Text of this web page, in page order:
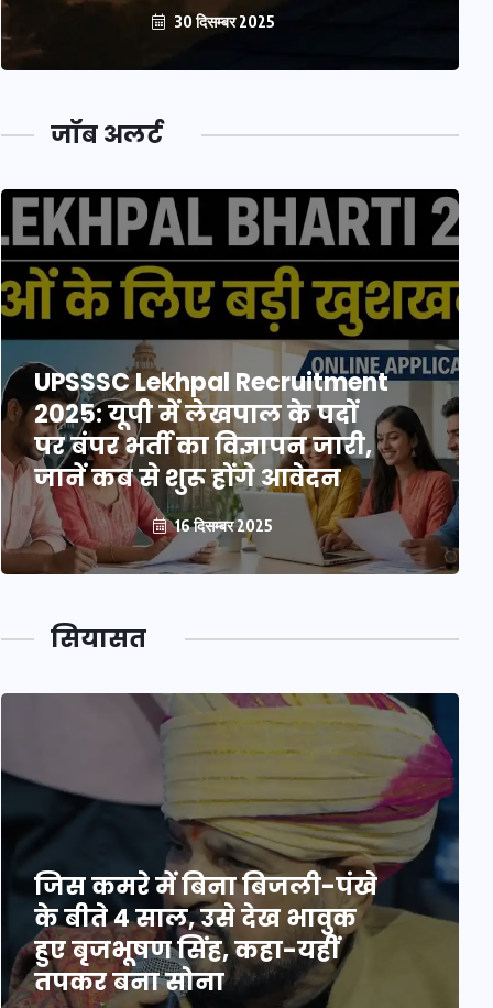
30 दिसम्बर 2025
जॉब अलर्ट
UPSSSC Lekhpal Recruitment
2025: यूपी में लेखपाल के पदों
पर बंपर भर्ती का विज्ञापन जारी,
जानें कब से शुरू होंगे आवेदन
16 दिसम्बर 2025
सियासत
जिस कमरे में बिना बिजली-पंखे
के बीते 4 साल, उसे देख भावुक
हुए बृजभूषण सिंह, कहा-यहीं
तपकर बना सोना